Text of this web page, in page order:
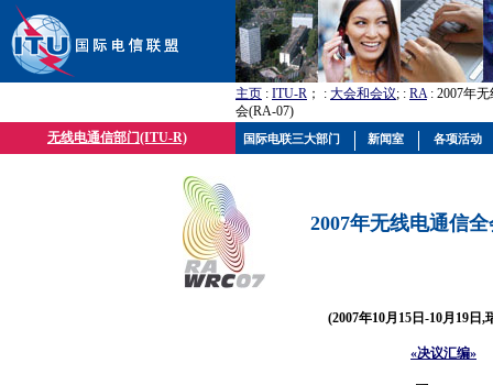
主页 : ITU-R ； : 大会和会议; : RA: 2007年
会(RA-07)
无线电通信部门(ITU-R)
2007年无线电通信
(2007年10月15日-10月19日,
«决议汇编»
国际电联三大部门 新闻室 各项活动